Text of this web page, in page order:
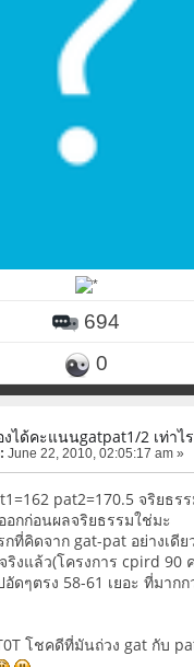
694
0
ได้คะแนนgatpat1/2 เท่าไ
June 22, 2010, 02:05:17 am »
pat2=170.5 จริยธร
กก่อนผลจริยธรรมใช่มะ
ที่คิดจาก gat-pat อย่างเดีย
ริงแล้ว(โครงการ cpird 90
ดๆตรง 58-61 เยอะ ที่มาก
โชคดีที่มันถ่วง gat กับ